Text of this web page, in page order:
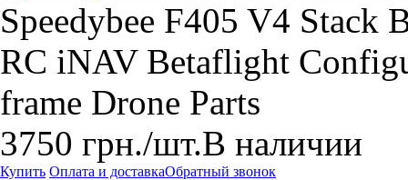
Speedybee F405 V4
RC iNAV Betaflight
frame Drone Parts
3750 грн./шт.В наличии
Купить Оплата и доставкаОбратный звонок